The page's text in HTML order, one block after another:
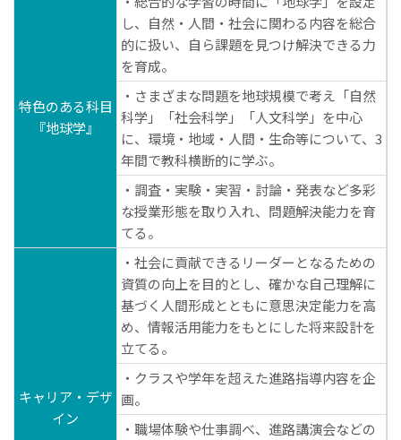
特色のある科目
『地球学』
し、自然・人間・社会に関わる内容を総合
的に扱い、自ら課題を見つけ解決できる力
を育成。
・さまざまな問題を地球規模で考え「自然
科学」「社会科学」「人文科学」を中心
に、環境・地域・人間・生命等について、3
年間で教科横断的に学ぶ。
・調査・実験・実習・討論・発表など多彩
な授業形態を取り入れ、問題解決能力を育
てる。
キャリア・デザ
イン
・社会に貢献できるリーダーとなるための
資質の向上を目的とし、確かな自己理解に
基づく人間形成とともに意思決定能力を高
め、情報活用能力をもとにした将来設計を
立てる。
・クラスや学年を超えた進路指導内容を企
画。
・職場体験や仕事調べ、進路講演会などの